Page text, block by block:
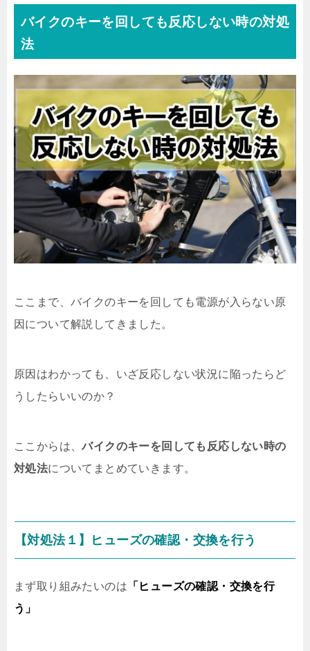
バイクのキーを回しても反応しない時の対処
法
ここまで、バイクのキーを回しても電源が入らない原
因について解説してきました。
原因はわかっても、いざ反応しない状況に陥ったらど
うしたらいいのか？
ここからは、バイクのキーを回しても反応しない時の
対処法についてまとめていきます。
【対処法１】ヒューズの確認・交換を行う
まず取り組みたいのは 「ヒューズの確認・交換を行
う」